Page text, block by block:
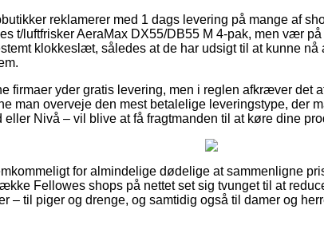
reklamerer med 1 dags levering på mange af
t/luftfrisker AeraMax DX55/DB55 M 4-pak, men vær
klokkeslæt, således at de har udsigt til at kunne nå
firmaer yder gratis levering, men i reglen afkræver det
man overveje den mest betalelige leveringstype, der
eller Nivå – vil blive at få fragtmanden til at køre dine
for almindelige dødelige at sammenligne
Fellowes shops på nettet set sig tvunget til at
– til piger og drenge, og samtidig også til damer og